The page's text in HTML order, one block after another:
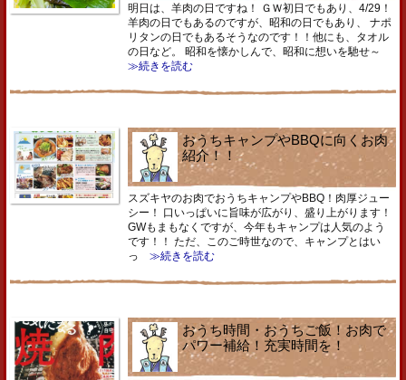
明日は、羊肉の日ですね！ ＧＷ初日でもあり、4/29！
羊肉の日でもあるのですが、昭和の日でもあり、 ナポ
リタンの日でもあるそうなのです！！他にも、タオル
の日など。 昭和を懐かしんで、昭和に想いを馳せ～
≫続きを読む
おうちキャンプやBBQに向くお肉
紹介！！
スズキヤのお肉でおうちキャンプやBBQ！肉厚ジュー
シー！ 口いっぱいに旨味が広がり、盛り上がります！
GWもまもなくですが、今年もキャンプは人気のよう
です！！ ただ、このご時世なので、キャンプとはい
っ
≫続きを読む
おうち時間・おうちご飯！お肉で
パワー補給！充実時間を！